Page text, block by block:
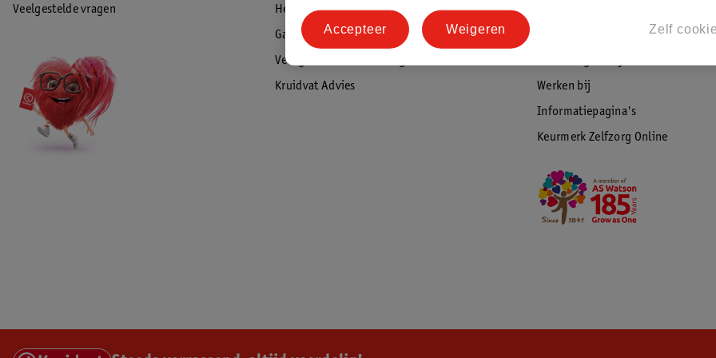
Veelgestelde vragen
Herroepen & retourneren
Garantie
Veiligheidswaarschuwingen
Kruidvat Advies
Werken bij
Informatiepagina's
Keurmerk Zelfzorg Online
Zelf
Weigeren
Accepteer